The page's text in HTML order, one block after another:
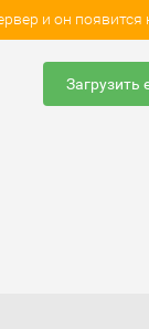
и он появится
Загрузить